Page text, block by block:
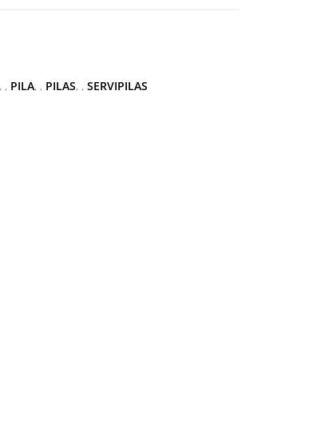
, PILA , PILAS , SERVIPILAS